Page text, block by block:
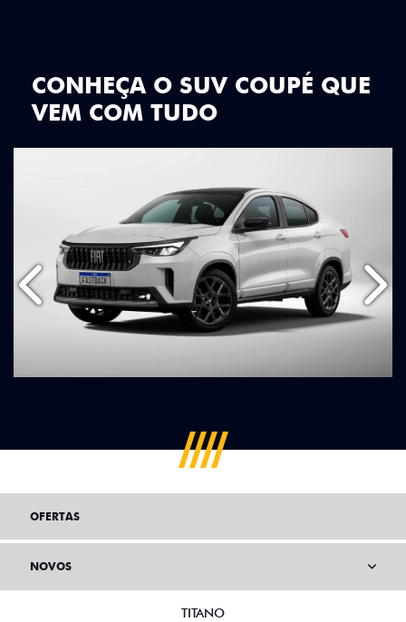
CONHEÇA O SUV COUPÉ QUE
VEM COM TUDO
Anterior
OFERTAS
NOVOS
TITANO